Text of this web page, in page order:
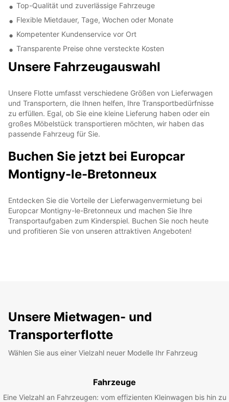
Top-Qualität und zuverlässige Fahrzeuge
Flexible Mietdauer, Tage, Wochen oder Monate
Kompetenter Kundenservice vor Ort
Transparente Preise ohne versteckte Kosten
Unsere Fahrzeugauswahl
Unsere Flotte umfasst verschiedene Größen von Lieferwagen
und Transportern, die Ihnen helfen, Ihre Transportbedürfnisse
zu erfüllen. Egal, ob Sie eine kleine Lieferung haben oder ein
großes Möbelstück transportieren möchten, wir haben das
passende Fahrzeug für Sie.
Buchen Sie jetzt bei Europcar
Montigny-le-Bretonneux
Entdecken Sie die Vorteile der Lieferwagenvermietung bei
Europcar Montigny-le-Bretonneux und machen Sie Ihre
Transportaufgaben zum Kinderspiel. Buchen Sie noch heute
und profitieren Sie von unseren attraktiven Angeboten!
Unsere Mietwagen- und
Transporterflotte
Wählen Sie aus einer Vielzahl neuer Modelle Ihr Fahrzeug
Fahrzeuge
Eine Vielzahl an Fahrzeugen: vom effizienten Kleinwagen bis hin zu